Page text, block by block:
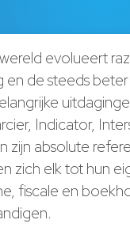
evolueert
de steeds
Indicator,
zijn absolute
zich elk tot hun
fiscale en